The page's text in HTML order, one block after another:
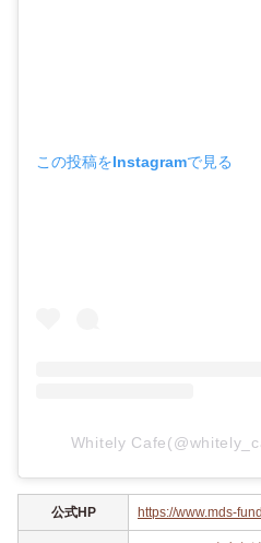
この投稿をInstagramで見る
Whitely
公式HP https://www.mds-